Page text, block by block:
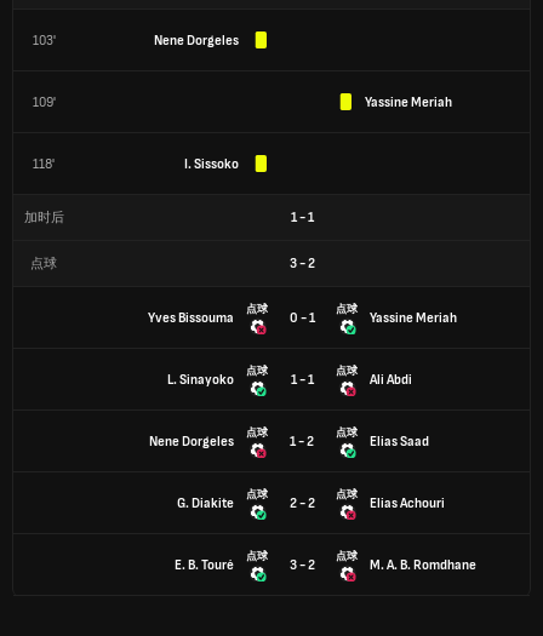
103' Nene Dorgeles
109' Yassine Meriah
118' I. Sissoko
加时后 1-1
点球 3-2
Yves Bissouma
点球
0 - 1
点球
Yassine Meriah
L. Sinayoko
点球
1 - 1
点球
Ali Abdi
Nene Dorgeles
点球
1 - 2
点球
Elias Saad
G. Diakite
点球
2 - 2
点球
Elias Achouri
E. B. Touré
点球
3 - 2
点球
M. A. B. Romdhane